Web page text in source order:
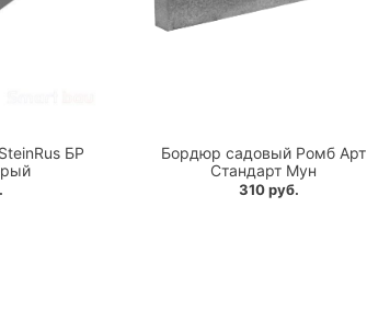
БР
Бордюр садовый Ромб Арт
Стандарт Мун
310 руб.